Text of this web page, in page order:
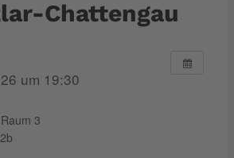
Chattengau
um 19:30
3